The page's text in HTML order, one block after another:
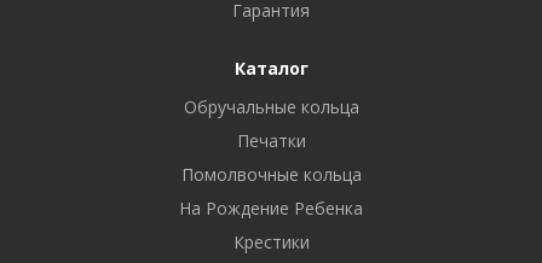
Гарантия
Каталог
Обручальные кольца
Печатки
Помолвочные кольца
На Рождение Ребенка
Крестики